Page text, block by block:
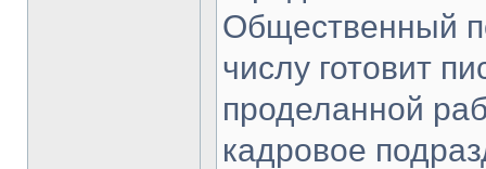
Общественный
числу готовит
проделанной
кадровое